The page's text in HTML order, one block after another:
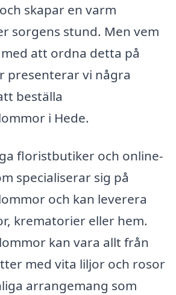
skapar en varm
sorgens stund. Men vem
att ordna detta på
presenterar vi några
beställa
i Hede.
floristbutiker och online-
specialiserar sig på
och kan leverera
krematorier eller hem.
kan vara allt från
med vita liljor och rosor
arrangemang som